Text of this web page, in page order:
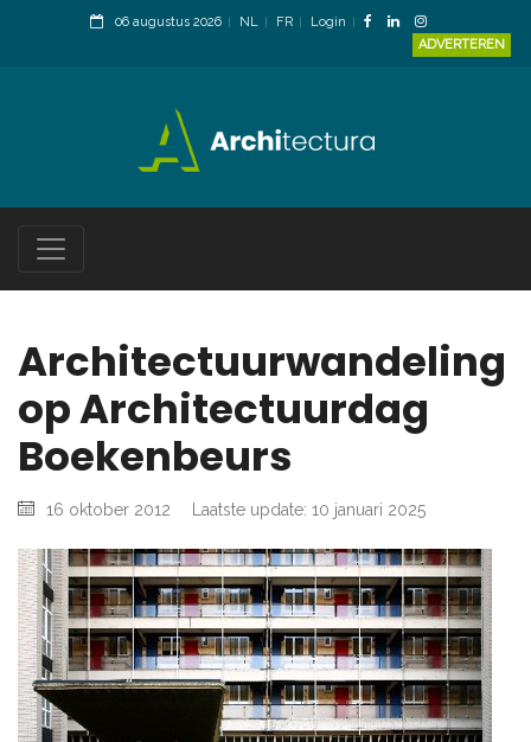
06 augustus 2026 NL FR
Login
ADVERTEREN
Architectuurwandeling
op Architectuurdag
Boekenbeurs
16 oktober 2012 Laatste update: 10 januari 2025